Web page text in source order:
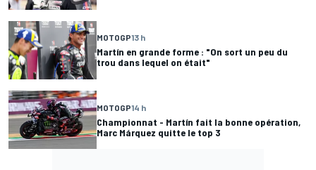
MOTOGP13 h
Martín en grande forme : "On sort un peu du
trou dans lequel on était"
MOTOGP14 h
Championnat - Martín fait la bonne opération,
Marc Márquez quitte le top 3